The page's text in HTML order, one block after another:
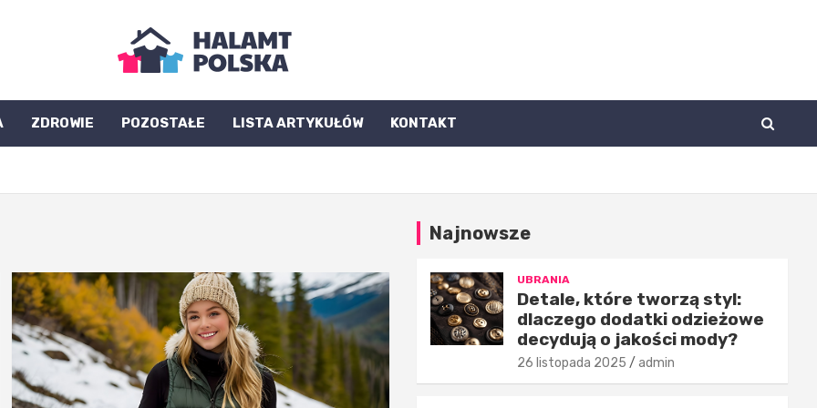
ZDROWIE POZOSTAŁE LISTA ARTYKUŁÓW KONTAKT
Najnowsze
UBRANIA
Detale, które tworzą styl:
dlaczego dodatki odzieżowe
decydują o jakości mody?
26 listopada 2025 admin